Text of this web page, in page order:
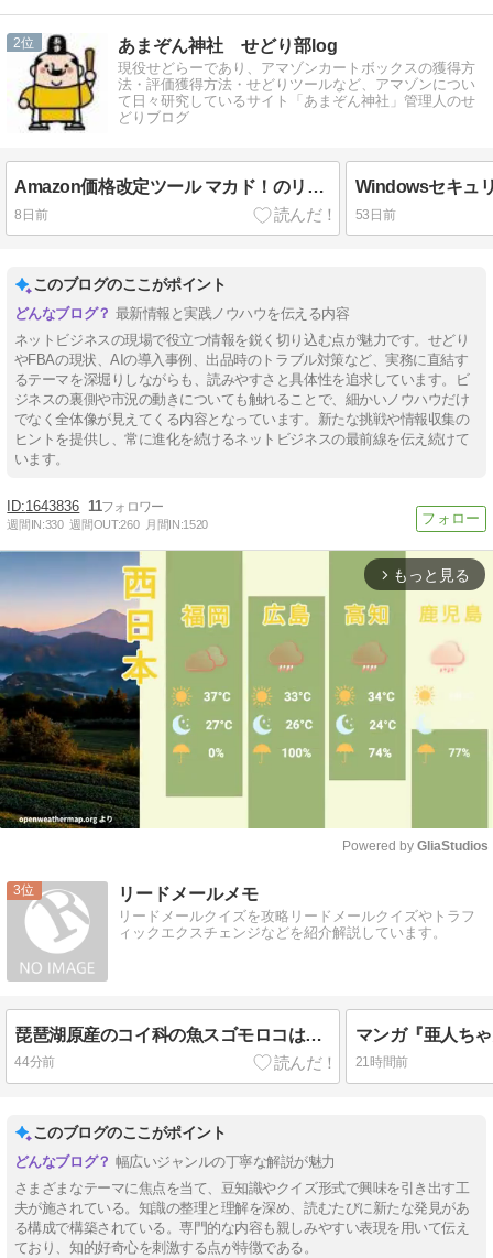
2 あまぞん神社 せどり部log
現役せどらーであり、アマゾンカートボックスの獲得方
法・評価獲得方法・せどりツールなど、アマゾンについ
て日々研究しているサイト「あまぞん神社」管理人のせ
どりブログ
Amazon価格改定ツール マカド！のリサーチアプリを試してみる
8日前 53日前
このブログのここがポイント
最新情報と実践ノウハウを伝える内容
ネットビジネスの現場で役立つ情報を鋭く切り込む点が魅力です。せどり
やFBAの現状、AIの導入事例、出品時のトラブル対策など、実務に直結す
るテーマを深堀りしながらも、読みやすさと具体性を追求しています。ビ
ジネスの裏側や市況の動きについても触れることで、細かいノウハウだけ
でなく全体像が見えてくる内容となっています。新たな挑戦や情報収集の
ヒントを提供し、常に進化を続けるネットビジネスの最前線を伝え続けて
います。
1643836 11
週間IN:330 週間OUT:260 月間IN:1520
arrow_forward_ios もっと見る
Powered by GliaStudios
3 リードメールメモ
リードメールクイズを攻略リードメールクイズやトラフ
ィックエクスチェンジなどを紹介解説しています。
琵琶湖原産のコイ科の魚スゴモロコは、主に水深何ｍ前後の砂泥底に棲んでいるでしょう？
44分前 21時間前
このブログのここがポイント
幅広いジャンルの丁寧な解説が魅力
さまざまなテーマに焦点を当て、豆知識やクイズ形式で興味を引き出す工
夫が施されている。知識の整理と理解を深め、読むたびに新たな発見があ
る構成で構築されている。専門的な内容も親しみやすい表現を用いて伝え
ており、知的好奇心を刺激する点が特徴である。